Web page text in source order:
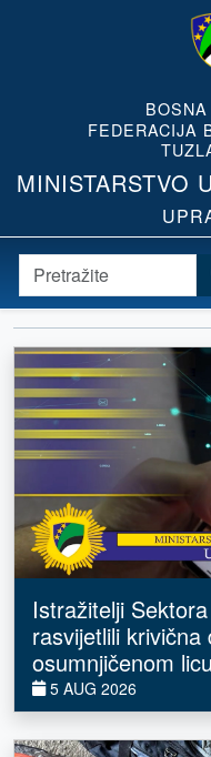
FEDERACIJA
MINISTARSTVO
Istražitelji
rasvijetlili krivična
osumnjičenom
5 AUG 2026